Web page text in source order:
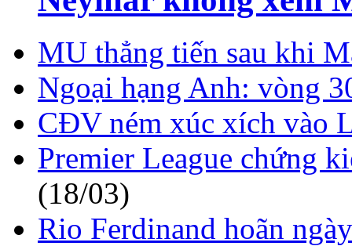
MU thẳng tiến sau khi
Ngoại hạng Anh: vòng
CĐV ném xúc xích vào
Premier League chứng
(18/03)
Rio Ferdinand hoãn